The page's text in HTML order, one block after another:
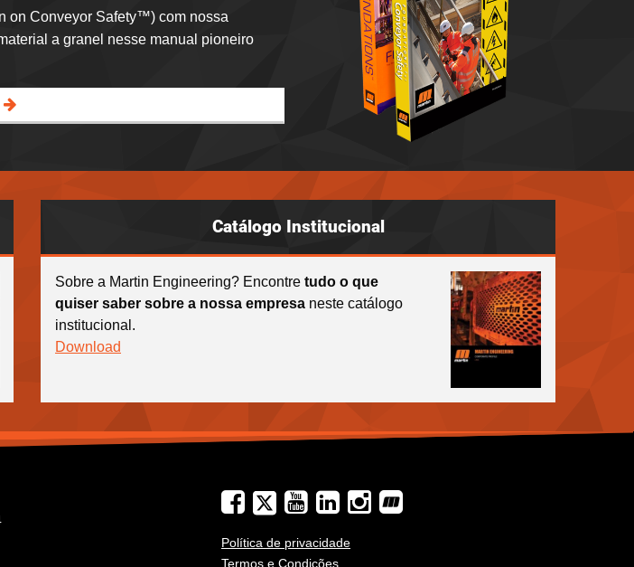
on Conveyor Safety™) com nossa
a granel nesse manual pioneiro
Catálogo Institucional
Sobre a Martin Engineering? Encontre tudo o que
quiser saber sobre a nossa empresa neste catálogo
institucional.
Download
Política de privacidade
Termos e Condições